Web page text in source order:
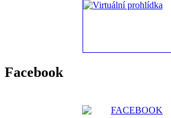
Facebook